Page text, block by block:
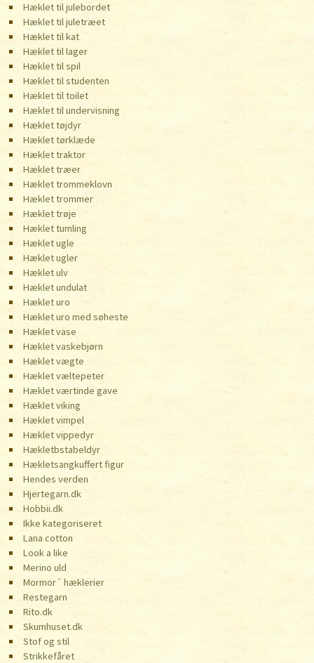
Hæklet til julebordet
Hæklet til juletræet
Hæklet til kat
Hæklet til lager
Hæklet til spil
Hæklet til studenten
Hæklet til toilet
Hæklet til undervisning
Hæklet tøjdyr
Hæklet tørklæde
Hæklet traktor
Hæklet træer
Hæklet trommeklovn
Hæklet trommer
Hæklet trøje
Hæklet tumling
Hæklet ugle
Hæklet ugler
Hæklet ulv
Hæklet undulat
Hæklet uro
Hæklet uro med søheste
Hæklet vase
Hæklet vaskebjørn
Hæklet vægte
Hæklet væltepeter
Hæklet værtinde gave
Hæklet viking
Hæklet vimpel
Hæklet vippedyr
Hækletbstabeldyr
Hækletsangkuffert figur
Hendes verden
Hjertegarn.dk
Hobbii.dk
Ikke kategoriseret
Lana cotton
Look a like
Merino uld
Mormor´ hæklerier
Restegarn
Rito.dk
Skumhuset.dk
Stof og stil
Strikkefåret